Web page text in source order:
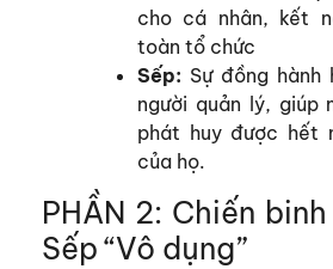
cho cá nhân, kết
toàn tổ chức
Sếp: Sự đồng
người quản lý, giúp
phát huy được hết
của họ.
PHẦN 2: Chiến
Sếp “Vô dụng”